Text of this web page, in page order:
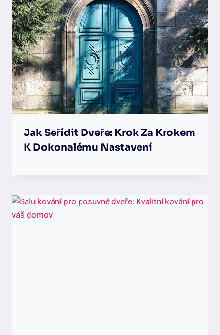
Jak Seřídit Dveře: Krok Za Krokem
K Dokonalému Nastavení